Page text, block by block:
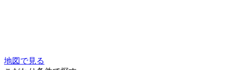
地図で見る